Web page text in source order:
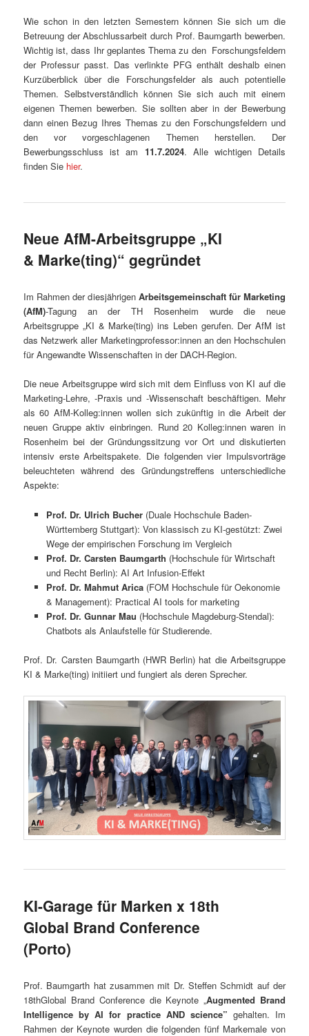
Wie schon in den letzten Semestern können Sie sich um die
Betreuung der Abschlussarbeit durch Prof. Baumgarth bewerben.
Wichtig ist, dass Ihr geplantes Thema zu den Forschungsfeldern
der Professur passt. Das verlinkte PFG enthält deshalb einen
Kurzüberblick über die Forschungsfelder als auch potentielle
Themen. Selbstverständlich können Sie sich auch mit einem
eigenen Themen bewerben. Sie sollten aber in der Bewerbung
dann einen Bezug Ihres Themas zu den Forschungsfeldern und
den vor vorgeschlagenen Themen herstellen. Der
Bewerbungsschluss ist am 11.7.2024. Alle wichtigen Details
finden Sie hier.
Neue AfM-Arbeitsgruppe „KI
& Marke(ting)“ gegründet
Im Rahmen der diesjährigen Arbeitsgemeinschaft für Marketing
(AfM)-Tagung an der TH Rosenheim wurde die neue
Arbeitsgruppe „KI & Marke(ting) ins Leben gerufen. Der AfM ist
das Netzwerk aller Marketingprofessor:innen an den Hochschulen
für Angewandte Wissenschaften in der DACH-Region.
Die neue Arbeitsgruppe wird sich mit dem Einfluss von KI auf die
Marketing-Lehre, -Praxis und -Wissenschaft beschäftigen. Mehr
als 60 AfM-Kolleg:innen wollen sich zukünftig in die Arbeit der
neuen Gruppe aktiv einbringen. Rund 20 Kolleg:innen waren in
Rosenheim bei der Gründungssitzung vor Ort und diskutierten
intensiv erste Arbeitspakete. Die folgenden vier Impulsvorträge
beleuchteten während des Gründungstreffens unterschiedliche
Aspekte:
Prof. Dr. Ulrich Bucher(Duale Hochschule Baden-
Württemberg Stuttgart): Von klassisch zu KI-gestützt: Zwei
Wege der empirischen Forschung im Vergleich
Prof. Dr. Carsten Baumgarth (Hochschule für Wirtschaft
und Recht Berlin): AI Art Infusion-Effekt
Prof. Dr. Mahmut Arica(FOM Hochschule für Oekonomie
& Management): Practical AI tools for marketing
Prof. Dr. Gunnar Mau (Hochschule Magdeburg-Stendal):
Chatbots als Anlaufstelle für Studierende.
Prof. Dr. Carsten Baumgarth (HWR Berlin) hat die Arbeitsgruppe
KI & Marke(ting) initiiert und fungiert als deren Sprecher.
KI-Garage für Marken x 18th
Global Brand Conference
(Porto)
Prof. Baumgarth hat zusammen mit Dr. Steffen Schmidt auf der
18thGlobal Brand Conference die Keynote „Augmented Brand
Intelligence by AI for practice AND science” gehalten. Im
Rahmen der Keynote wurden die folgenden fünf Markemale von